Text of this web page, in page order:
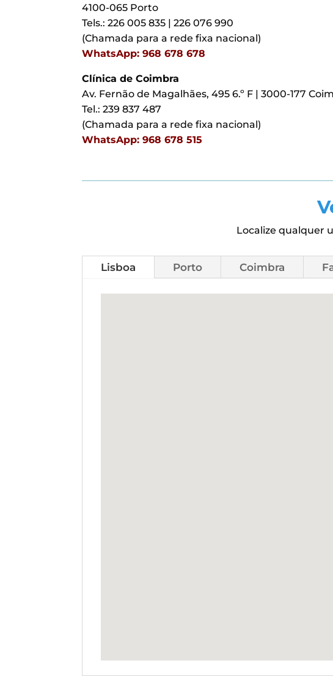
4100-065 Porto
Tels.: 226 005 835 | 226 076 990
(Chamada para a rede fixa nacional)
WhatsApp: 968 678 678
Clínica de Coimbra
Av. Fernão de Magalhães, 495 6.º F | 3000-177
Tel.: 239 837 487
(Chamada para a rede fixa nacional)
WhatsApp: 968 678 515
Localize qualquer
Lisboa Porto Coimbra